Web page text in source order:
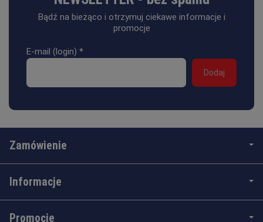
Bądź na bieżąco i otrzymuj ciekawe informacje i
promocje
E-mail (login) *
Zamówienie
Informacje
Promocje